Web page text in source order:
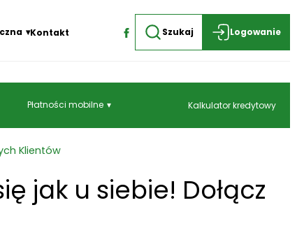
Kontakt Szukaj Logowanie
Płatności mobilne Kalkulator kredytowy
Klientów
jak u siebie! Dołącz